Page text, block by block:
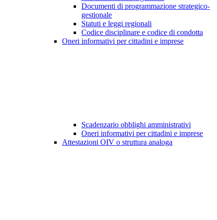
Documenti di programmazione strategico-
gestionale
Statuti e leggi regionali
Codice disciplinare e codice di condotta
Oneri informativi per cittadini e imprese
Scadenzario obblighi amministrativi
Oneri informativi per cittadini e imprese
Attestazioni OIV o struttura analoga